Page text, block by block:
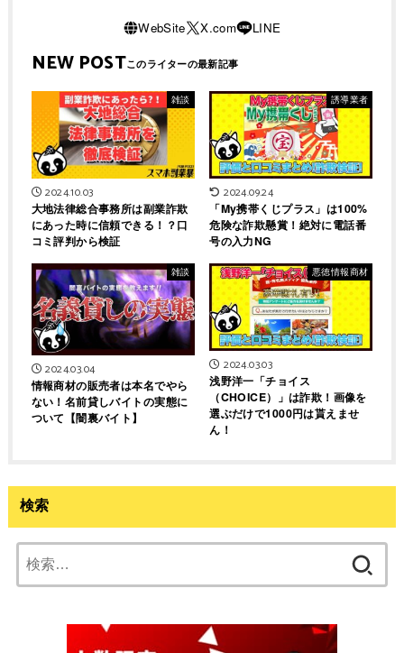
NEW POST
雑談
2024.10.03
大地法律総合事務所は副業詐欺
にあった時に信頼できる！？口
コミ評判から検証
誘導業者
2024.09.24
「My携帯くじプラス」は100%
危険な詐欺懸賞！絶対に電話番
号の入力NG
雑談
2024.03.04
情報商材の販売者は本名でやら
ない！名前貸しバイトの実態に
ついて【闇裏バイト】
悪徳情報商材
2024.03.03
浅野洋一「チョイス
（CHOICE）」は詐欺！画像を
選ぶだけで1000円は貰えませ
ん！
検索
索: